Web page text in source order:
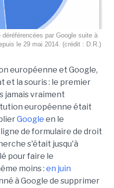
par Google suite à
le 29 mai 2014. (crédit : D.R.)
européenne et Google,
et la souris : le premier
jamais vraiment
européenne était
Google en le
de formulaire de droit
s'était jusqu'à
pour faire le
moins : en juin
à Google de supprimer